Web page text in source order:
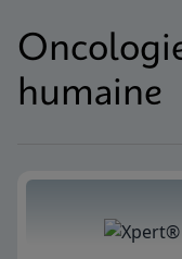
humaine